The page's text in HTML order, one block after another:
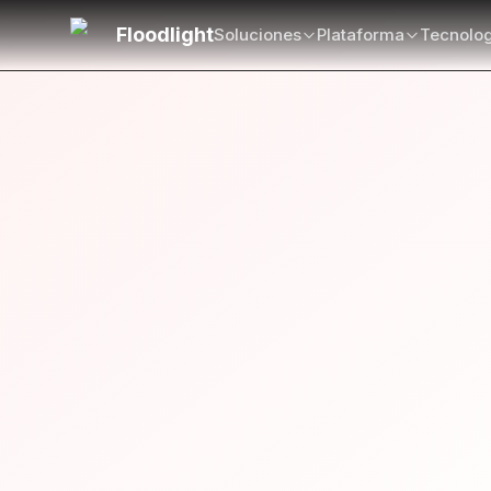
Saltar al contenido principal
FloodlightSoluciones Plataforma